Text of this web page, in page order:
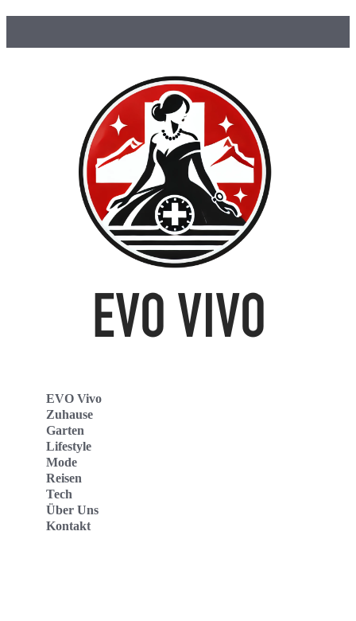
EVO Vivo
Zuhause
Garten
Lifestyle
Mode
Reisen
Tech
Über Uns
Kontakt